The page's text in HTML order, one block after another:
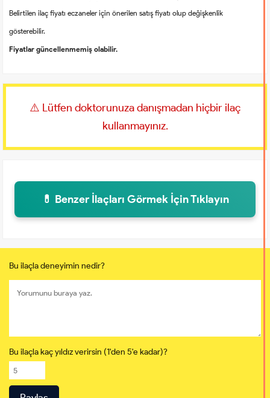
Belirtilen ilaç fiyatı eczaneler için önerilen satış fiyatı olup değişkenlik
gösterebilir.
Fiyatlar güncellenmemiş olabilir.
⚠️ Lütfen doktorunuza danışmadan hiçbir ilaç
kullanmayınız.
💊 Benzer İlaçları Görmek İçin Tıklayın
Bu ilaçla deneyimin nedir?
Bu ilaçla kaç yıldız verirsin (1'den 5'e kadar)?